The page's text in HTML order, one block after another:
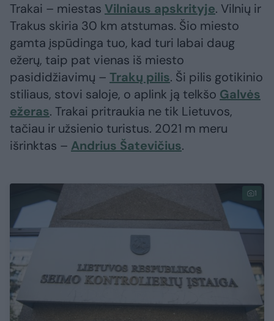
Trakai – miestas Vilniaus apskrityje. Vilnių ir
Trakus skiria 30 km atstumas. Šio miesto
gamta įspūdinga tuo, kad turi labai daug
ežerų, taip pat vienas iš miesto
pasididžiavimų – Trakų pilis. Ši pilis gotikinio
stiliaus, stovi saloje, o aplink ją telkšo Galvės
ežeras. Trakai pritraukia ne tik Lietuvos,
tačiau ir užsienio turistus. 2021 m meru
išrinktas – Andrius Šatevičius.
1